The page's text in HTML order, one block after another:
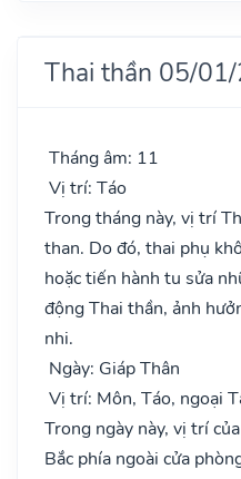
Thai thần 05/
Tháng âm: 11
Vị trí: Táo
Trong tháng này, vị trí
than. Do đó, thai phụ
hoặc tiến hành tu sửa
động Thai thần, ảnh
nhi.
Ngày: Giáp Thân
Vị trí: Môn, Táo, ngoại
Trong ngày này, vị trí
Bắc phía ngoài cửa